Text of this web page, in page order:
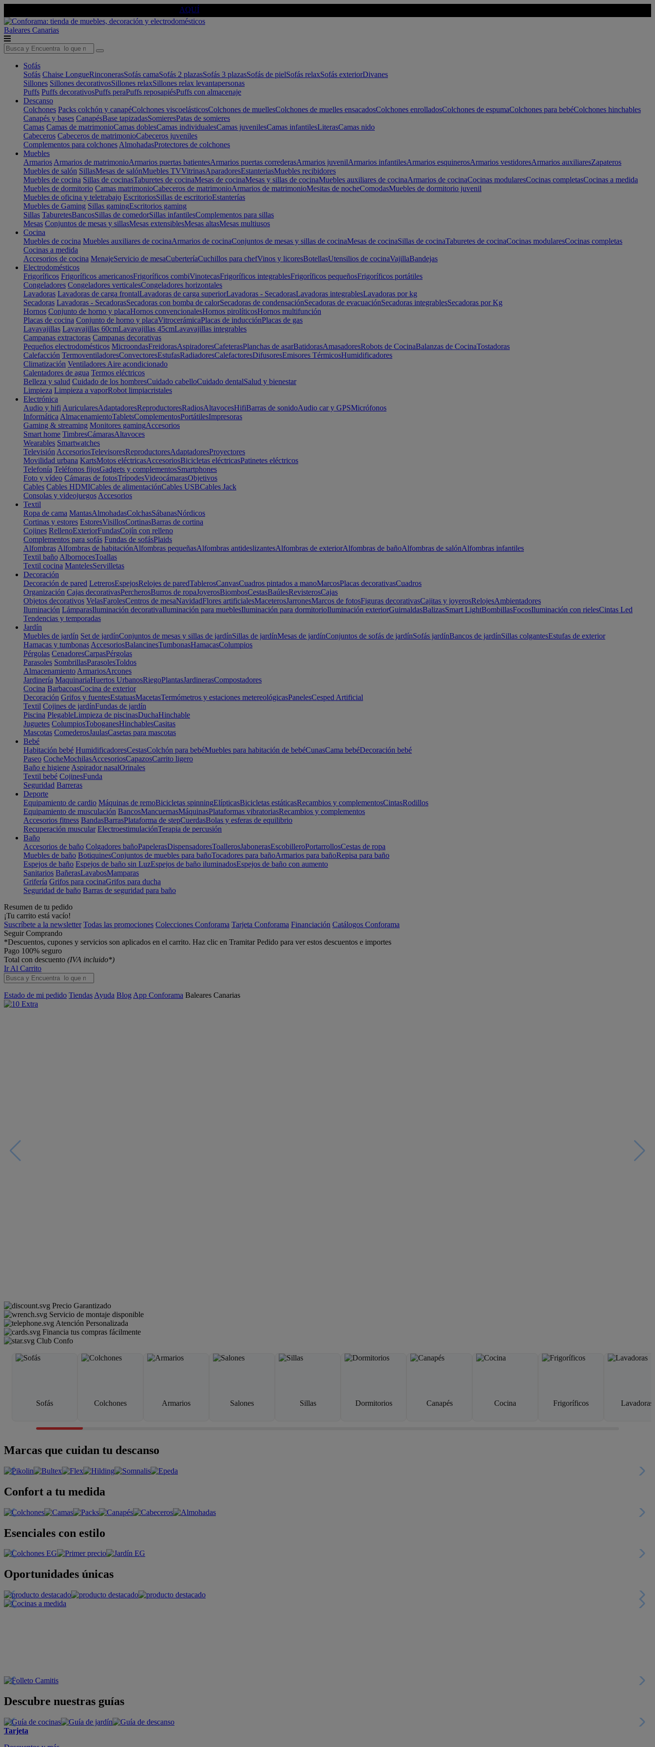
AQUÍ
Baleares Canarias
Sofás
Sofás Chaise LongueRinconerasSofás camaSofás 2 plazasSofás 3 plazasSofás de pielSofás relaxSofás exteriorDivanes
Sillones Sillones decorativosSillones relaxSillones relax levantapersonas
Puffs Puffs decorativosPuffs peraPuffs reposapiésPuffs con almacenaje
Descanso
Colchones Packs colchón y canapéColchones viscoelásticosColchones de muellesColchones de muelles ensacadosColchones enrolladosColchones de espumaColchones para bebéColchones hinchables
Canapés y bases CanapésBase tapizadasSomieresPatas de somieres
Camas Camas de matrimonioCamas doblesCamas individualesCamas juvenilesCamas infantilesLiterasCamas nido
Cabeceros Cabeceros de matrimonioCabeceros juveniles
Complementos para colchones AlmohadasProtectores de colchones
Muebles
Armarios Armarios de matrimonioArmarios puertas batientesArmarios puertas correderasArmarios juvenilArmarios infantilesArmarios esquinerosArmarios vestidoresArmarios auxiliaresZapateros
Muebles de salón SillasMesas de salónMuebles TVVitrinasAparadoresEstanteriasMuebles recibidores
Muebles de cocina Sillas de cocinasTaburetes de cocinaMesas de cocinaMesas y sillas de cocinaMuebles auxiliares de cocinaArmarios de cocinaCocinas modularesCocinas completasCocinas a medida
Muebles de dormitorio Camas matrimonioCabeceros de matrimonioArmarios de matrimonioMesitas de nocheComodasMuebles de dormitorio juvenil
Muebles de oficina y teletrabajo EscritoriosSillas de escritorioEstanterías
Muebles de Gaming Sillas gamingEscritorios gaming
Sillas TaburetesBancosSillas de comedorSillas infantilesComplementos para sillas
Mesas Conjuntos de mesas y sillasMesas extensiblesMesas altasMesas multiusos
Cocina
Muebles de cocina Muebles auxiliares de cocinaArmarios de cocinaConjuntos de mesas y sillas de cocinaMesas de cocinaSillas de cocinaTaburetes de cocinaCocinas modularesCocinas completas
Cocinas a medida
Accesorios de cocina MenajeServicio de mesaCuberteríaCuchillos para chefVinos y licoresBotellasUtensilios de cocinaVajillaBandejas
Electrodomésticos
Frigoríficos Frigoríficos americanosFrigoríficos combiVinotecasFrigoríficos integrablesFrigoríficos pequeñosFrigoríficos portátiles
Congeladores Congeladores verticalesCongeladores horizontales
Lavadoras Lavadoras de carga frontalLavadoras de carga superiorLavadoras - SecadorasLavadoras integrablesLavadoras por kg
Secadoras Lavadoras - SecadorasSecadoras con bomba de calorSecadoras de condensaciónSecadoras de evacuaciónSecadoras integrablesSecadoras por Kg
Hornos Conjunto de horno y placaHornos convencionalesHornos pirolíticosHornos multifunción
Placas de cocina Conjunto de horno y placaVitrocerámicaPlacas de inducciónPlacas de gas
Lavavajillas Lavavajillas 60cmLavavajillas 45cmLavavajillas integrables
Campanas extractoras Campanas decorativas
Pequeños electrodomésticos MicroondasFreidorasAspiradoresCafeterasPlanchas de asarBatidorasAmasadoresRobots de CocinaBalanzas de CocinaTostadoras
Calefacción TermoventiladoresConvectoresEstufasRadiadoresCalefactoresDifusoresEmisores TérmicosHumidificadores
Climatización Ventiladores Aire acondicionado
Calentadores de agua Termos eléctricos
Belleza y salud Cuidado de los hombresCuidado cabelloCuidado dentalSalud y bienestar
Limpieza Limpieza a vaporRobot limpiacristales
Electrónica
Audio y hifi AuricularesAdaptadoresReproductoresRadiosAltavocesHifiBarras de sonidoAudio car y GPSMicrófonos
Informática AlmacenamientoTabletsComplementosPortátilesImpresoras
Gaming & streaming Monitores gamingAccesorios
Smart home TimbresCámarasAltavoces
Wearables Smartwatches
Televisión AccesoriosTelevisoresReproductoresAdaptadoresProyectores
Movilidad urbana KartsMotos eléctricasAccesoriosBicicletas eléctricasPatinetes eléctricos
Telefonía Teléfonos fijosGadgets y complementosSmartphones
Foto y vídeo Cámaras de fotosTrípodesVideocámarasObjetivos
Cables Cables HDMICables de alimentaciónCables USBCables Jack
Consolas y videojuegos Accesorios
Textil
Ropa de cama MantasAlmohadasColchasSábanasNórdicos
Cortinas y estores EstoresVisillosCortinasBarras de cortina
Cojines RellenoExteriorFundasCojín con relleno
Complementos para sofás Fundas de sofásPlaids
Alfombras Alfombras de habitaciónAlfombras pequeñasAlfombras antideslizantesAlfombras de exteriorAlfombras de bañoAlfombras de salónAlfombras infantiles
Textil baño AlbornocesToallas
Textil cocina MantelesServilletas
Decoración
Decoración de pared LetrerosEspejosRelojes de paredTablerosCanvasCuadros pintados a manoMarcosPlacas decorativasCuadros
Organización Cajas decorativasPercherosBurros de ropaJoyerosBiombosCestasBaúlesRevisterosCajas
Objetos decorativos VelasFarolesCentros de mesaNavidadFlores artificialesMaceterosJarronesMarcos de fotosFiguras decorativasCajitas y joyerosRelojesAmbientadores
Iluminación LámparasIluminación decorativaIluminación para mueblesIluminación para dormitorioIluminación exteriorGuirnaldasBalizasSmart LightBombillasFocosIluminación con rielesCintas Led
Tendencias y temporadas
Jardín
Muebles de jardín Set de jardínConjuntos de mesas y sillas de jardínSillas de jardínMesas de jardínConjuntos de sofás de jardínSofás jardínBancos de jardínSillas colgantesEstufas de exterior
Hamacas y tumbonas AccesoriosBalancinesTumbonasHamacasColumpios
Pérgolas CenadoresCarpasPérgolas
Parasoles SombrillasParasolesToldos
Almacenamiento ArmariosArcones
Jardinería MaquinariaHuertos UrbanosRiegoPlantasJardinerasCompostadores
Cocina BarbacoasCocina de exterior
Decoración Grifos y fuentesEstatuasMacetasTermómetros y estaciones metereológicasPanelesCesped Artificial
Textil Cojines de jardínFundas de jardín
Piscina PlegableLimpieza de piscinasDuchaHinchable
Juguetes ColumpiosToboganesHinchablesCasitas
Mascotas ComederosJaulasCasetas para mascotas
Bebé
Habitación bebé HumidificadoresCestasColchón para bebéMuebles para habitación de bebéCunasCama bebéDecoración bebé
Paseo CocheMochilasAccesoriosCapazosCarrito ligero
Baño e higiene Aspirador nasalOrinales
Textil bebé CojinesFunda
Seguridad Barreras
Deporte
Equipamiento de cardio Máquinas de remoBicicletas spinningElípticasBicicletas estáticasRecambios y complementosCintasRodillos
Equipamiento de musculación BancosMancuernasMáquinasPlataformas vibratoriasRecambios y complementos
Accesorios fitness BandasBarrasPlataforma de stepCuerdasBolas y esferas de equilibrio
Recuperación muscular ElectroestimulaciónTerapia de percusión
Baño
Accesorios de baño Colgadores bañoPapelerasDispensadoresToallerosJabonerasEscobilleroPortarrollosCestas de ropa
Muebles de baño BotiquinesConjuntos de muebles para bañoTocadores para bañoArmarios para bañoRepisa para baño
Espejos de baño Espejos de baño sin LuzEspejos de baño iluminadosEspejos de baño con aumento
Sanitarios BañerasLavabosMamparas
Grifería Grifos para cocinaGrifos para ducha
Seguridad de baño Barras de seguridad para baño
Resumen de tu pedido
¡Tu carrito está vacío!
Suscríbete a la newsletter Todas las promociones Colecciones Conforama Tarjeta Conforama Financiación Catálogos Conforama
Seguir Comprando
*Descuentos, cupones y servicios son aplicados en el carrito. Haz clic en Tramitar Pedido para ver estos descuentos e importes
Pago 100% seguro
Total con descuento (IVA incluido*)
Ir Al Carrito
Estado de mi pedido Tiendas Ayuda Blog App Conforama Baleares Canarias
Precio Garantizado
Servicio de montaje disponible
Atención Personalizada
Financia tus compras fácilmente
Club Confo
Sofás Colchones Armarios Salones Sillas Dormitorios Canapés Cocina Frigoríficos Lavadoras
Marcas que cuidan tu descanso
Confort a tu medida
Esenciales con estilo
Oportunidades únicas
Descubre nuestras guías
Tarjeta